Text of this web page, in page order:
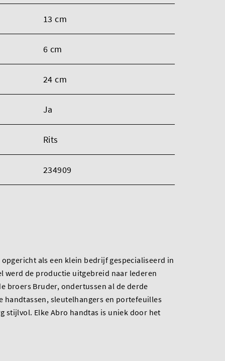
13 cm
6 cm
24 cm
Ja
Rits
234909
als een klein bedrijf gespecialiseerd in
werd de productie uitgebreid naar lederen
broers Bruder, ondertussen al de derde
handtassen, sleutelhangers en portefeuilles
stijlvol. Elke Abro handtas is uniek door het